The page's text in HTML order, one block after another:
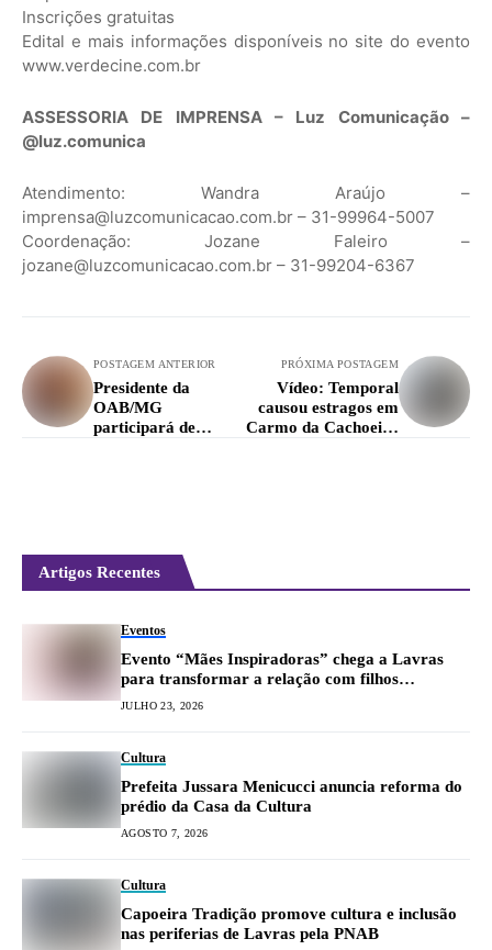
Inscrições gratuitas
Edital e mais informações disponíveis no site do evento
www.verdecine.com.br
ASSESSORIA DE IMPRENSA – Luz Comunicação –
@luz.comunica
Atendimento: Wandra Araújo –
imprensa@luzcomunicacao.com.br – 31-99964-5007
Coordenação: Jozane Faleiro –
jozane@luzcomunicacao.com.br – 31-99204-6367
POSTAGEM ANTERIOR
Presidente da
OAB/MG
participará de
PRÓXIMA POSTAGEM
Vídeo: Temporal
causou estragos em
Carmo da Cachoeira
Artigos Recentes
Eventos
Evento “Mães Inspiradoras” chega a Lavras
para transformar a relação com filhos
adolescentes
JULHO 23, 2026
Cultura
Prefeita Jussara Menicucci anuncia reforma do
prédio da Casa da Cultura
AGOSTO 7, 2026
Cultura
Capoeira Tradição promove cultura e inclusão
nas periferias de Lavras pela PNAB